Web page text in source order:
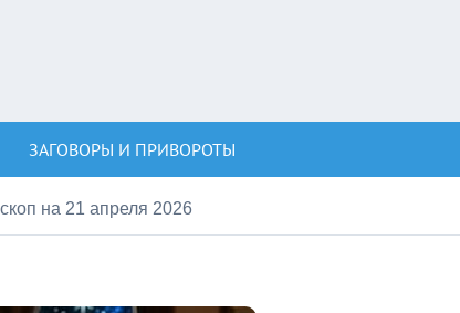
ЗАГОВОРЫ И ПРИВОРОТЫ
на 21 апреля 2026